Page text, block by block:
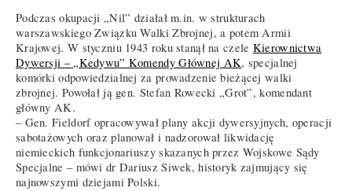
Podczas okupacji „Nil” działał m.in. w strukturach
warszawskiego Związku Walki Zbrojnej, a potem Armii
Krajowej. W styczniu 1943 roku stanął na czele Kierownictwa
Dywersji – „Kedywu” Komendy Głównej AK, specjalnej
komórki odpowiedzialnej za prowadzenie bieżącej walki
zbrojnej. Powołał ją gen. Stefan Rowecki „Grot”, komendant
główny AK.
– Gen. Fieldorf opracowywał plany akcji dywersyjnych, operacji
sabotażowych oraz planował i nadzorował likwidację
niemieckich funkcjonariuszy skazanych przez Wojskowe Sądy
Specjalne – mówi dr Dariusz Siwek, historyk zajmujący się
najnowszymi dziejami Polski.